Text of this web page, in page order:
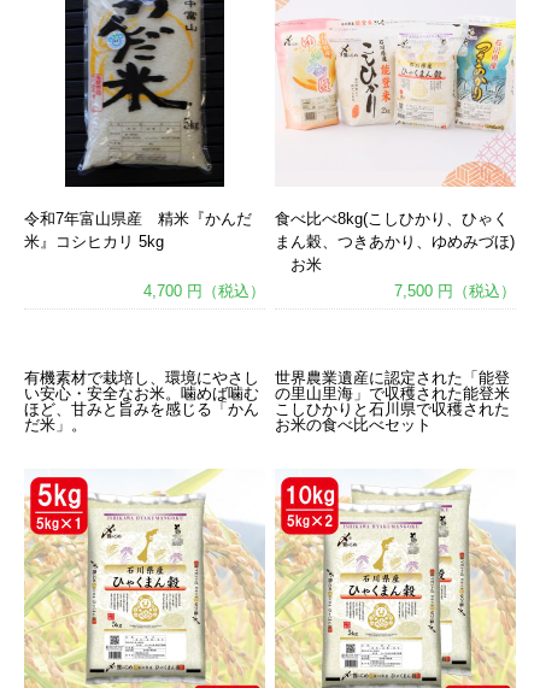
令和7年富山県産 精米『かんだ
米』コシヒカリ 5kg
4,700 円（税込）
有機素材で栽培し、環境にやさし
い安心・安全なお米。噛めば噛む
ほど、甘みと旨みを感じる「かん
だ米」。
食べ比べ8kg(こしひかり、ひゃく
まん穀、つきあかり、ゆめみづほ)
お米
7,500 円（税込）
世界農業遺産に認定された「能登
の里山里海」で収穫された能登米
こしひかりと石川県で収穫された
お米の食べ比べセット